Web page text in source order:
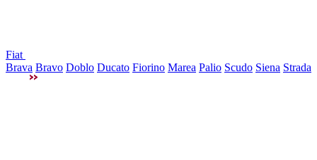
Fiat
Brava Bravo Doblo Ducato Fiorino Marea Palio Scudo Siena Strada